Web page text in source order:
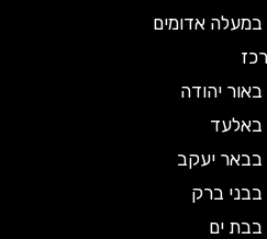
אדומים
יהודה
יעקב
ברק